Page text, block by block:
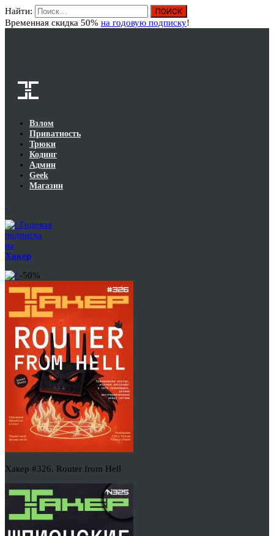
Найти:
Временная скидка 50% на годовую подписку!
Взлом
Приватность
Трюки
Кодинг
Админ
Geek
Магазин
Годовая
подписка
на
Хакер
-50%
Хакер #326. Router from Hell